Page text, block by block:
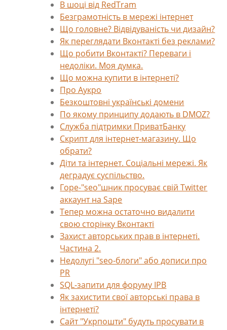
В шоці від RedTram
Безграмотність в мережі інтернет
Що головне? Відвідуваність чи дизайн?
Як переглядати Вконтакті без реклами?
Що робити Вконтакті? Переваги і
недоліки. Моя думка.
Що можна купити в інтернеті?
Про Аукро
Безкоштовні українські домени
По якому принципу додають в DMOZ?
Служба підтримки ПриватБанку
Скрипт для інтернет-магазину. Що
обрати?
Діти та інтернет. Соціальні мережі. Як
деградує суспільство.
Горе-"seo"шник просуває свій Twitter
аккаунт на Sape
Тепер можна остаточно видалити
свою сторінку Вконтакті
Захист авторських прав в інтернеті.
Частина 2.
Недолугі "seo-блоги" або дописи про
PR
SQL-запити для форуму IPB
Як захистити свої авторські права в
інтернеті?
Сайт "Укрпошти" будуть просувати в